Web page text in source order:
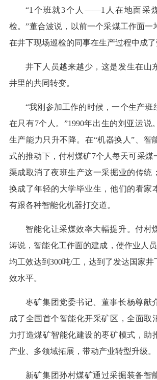
“1个班就3个人——1人在地面采
检。”董合波说，以前一个采煤工作面一
在井下现场巡检的同事在生产过程中成了
井下人员越来越少，这是发生在山
井里的共同转变。
“我刚参加工作的时候，一个生产班
在只有7个人。”1990年出生的刘亚运说
生产能力只升不降。在“机器换人”、智
式的推动下，付村煤矿7个人每天可采煤
渠成取消了夜班生产这一采掘业的传统
换成了年轻的大学毕业生，他们的看家
有跟各种智能化机器打交道。
智能化让采煤效率大幅提升。付村
涛说，智能化工作面的建成，使作业人员
均工效达到300吨/工，达到了发达国家井
效水平。
枣矿集团党委书记、董事长杨尊献
成了全国首个智能化开采矿区，全面取
力打造煤矿智能化建设的枣矿模式，助
产业、多领域拓展，带动产业转型升级。
新矿集团孙村煤矿通过采掘装备智